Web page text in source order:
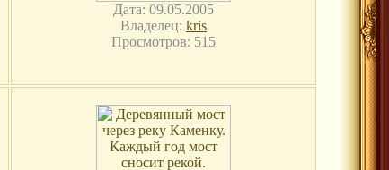
Дата: 09.05.2005
Владелец: kris
Просмотров: 515